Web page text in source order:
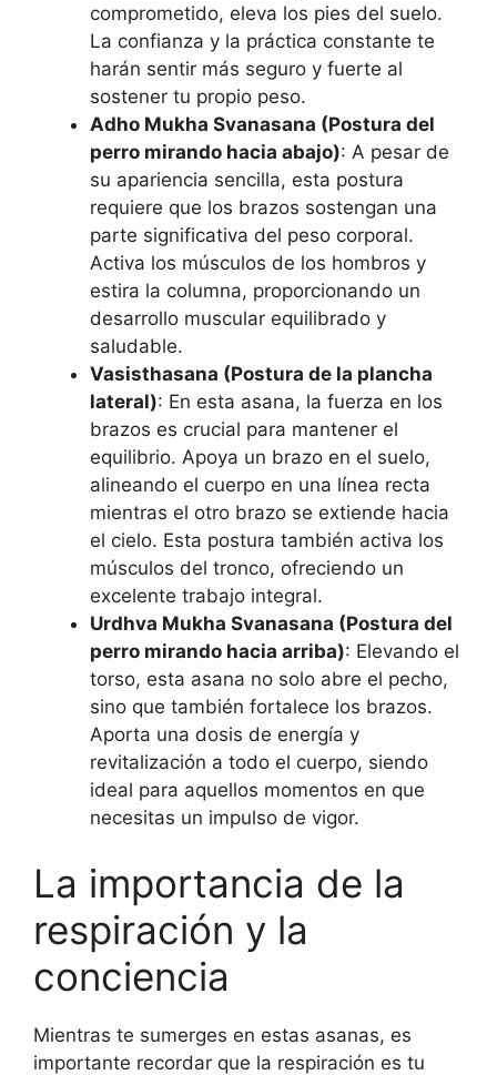
comprometido, eleva los pies del suelo.
La confianza y la práctica constante te
harán sentir más seguro y fuerte al
sostener tu propio peso.
Adho Mukha Svanasana (Postura del
perro mirando hacia abajo): A pesar de
su apariencia sencilla, esta postura
requiere que los brazos sostengan una
parte significativa del peso corporal.
Activa los músculos de los hombros y
estira la columna, proporcionando un
desarrollo muscular equilibrado y
saludable.
Vasisthasana (Postura de la plancha
lateral): En esta asana, la fuerza en los
brazos es crucial para mantener el
equilibrio. Apoya un brazo en el suelo,
alineando el cuerpo en una línea recta
mientras el otro brazo se extiende hacia
el cielo. Esta postura también activa los
músculos del tronco, ofreciendo un
excelente trabajo integral.
Urdhva Mukha Svanasana (Postura del
perro mirando hacia arriba): Elevando el
torso, esta asana no solo abre el pecho,
sino que también fortalece los brazos.
Aporta una dosis de energía y
revitalización a todo el cuerpo, siendo
ideal para aquellos momentos en que
necesitas un impulso de vigor.
La importancia de la
respiración y la
conciencia
Mientras te sumerges en estas asanas, es
importante recordar que la respiración es tu